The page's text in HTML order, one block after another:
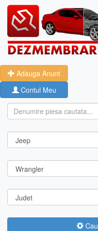
Adauga Anunt
Contul Meu